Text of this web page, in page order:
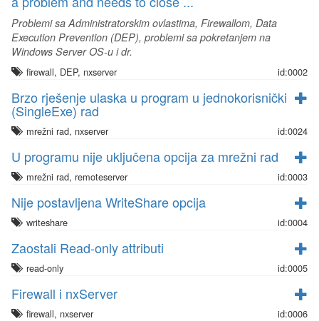
Problemi sa Administratorskim ovlastima, Firewallom, Data
Execution Prevention (DEP), problemi sa pokretanjem na
Windows Server OS-u i dr.
firewall, DEP, nxserver id:0002
Brzo rješenje ulaska u program u jednokorisnički
(SingleExe) rad
mrežni rad, nxserver id:0024
U programu nije uključena opcija za mrežni rad
mrežni rad, remoteserver id:0003
Nije postavljena WriteShare opcija
writeshare id:0004
Zaostali Read-only attributi
read-only id:0005
Firewall i nxServer
firewall, nxserver id:0006